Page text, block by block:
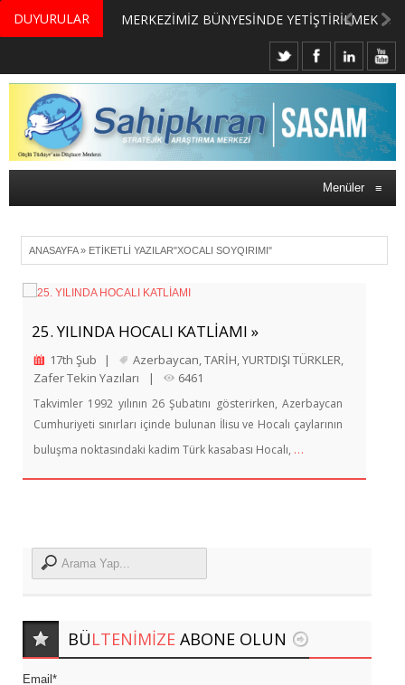
DUYURULAR MERKEZİMİZ BÜNYESİNDE YETİŞTİRİLMEK ÜZERE GÖNÜLLÜ ÜLKE MASASI UZMANI VE UZMAN ADAYLARI ARIYORUZ
Menüler ≡
ANASAYFA» ETIKETLI YAZILAR"XOCALI SOYQIRIMI"
25. YILINDA HOCALI KATLİAMI »
17th Şub | Azerbaycan TARİH YURTDIŞI TÜRKLER
Zafer Tekin Yazıları
| 6461
Takvimler 1992 yılının 26 Şubatını gösterirken, Azerbaycan
Cumhuriyeti sınırları içinde bulunan İlisu ve Hocalı çaylarının
buluşma noktasındaki kadim Türk kasabası Hocalı, …
BÜLTENIMIZE ABONE OLUN
Email*